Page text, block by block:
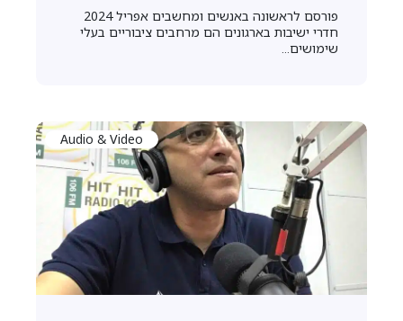
פורסם לראשונה באנשים ומחשבים אפריל 2024
חדרי ישיבות בארגונים הם מרחבים ציבוריים בעלי
שימושים...
Audio & Video